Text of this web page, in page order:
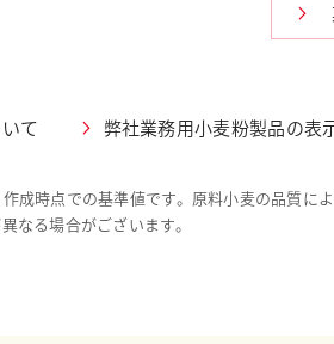
て 弊社業務用小麦粉製品の表
成時点での基準値です。原料小麦の品質に
なる場合がございます。